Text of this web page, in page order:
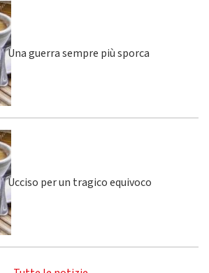
Una guerra sempre più sporca
Ucciso per un tragico equivoco